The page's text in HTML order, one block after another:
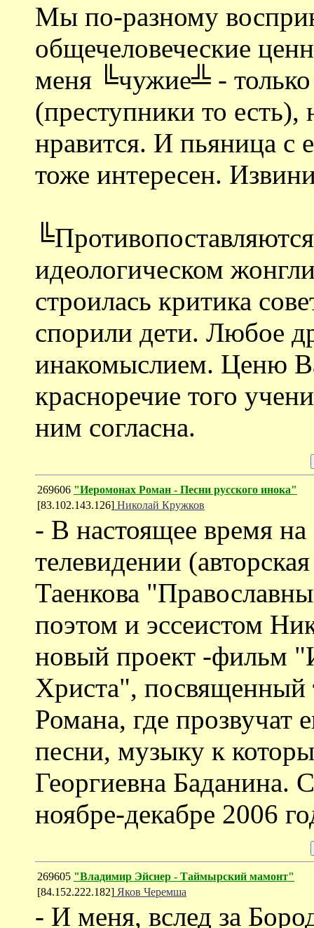
Мы по-разному
общечеловеческие
меня ╚чужие╩ -
(преступники то
нравится. И пьяница с
тоже интересен.
идеологическом
строилась критика
спорили дети. Любое
инакомыслием. Ценю
красноречие того
ним согласна.
269606 "Иеромонах Роман - Песни русского инока"
[83.102.143.126] Николай Кружков
- В настоящее время
телевидении
Таенкова
поэтом и эссеистом
новый проект -фильм
Христа", посвященный
Романа, где прозвучат
песни, музыку к
Георгиевна Баданина.
ноябре-декабре 2006
269605 "Владимир Эйснер - Таймырский мамонт"
[84.152.222.182] Яков Черемша
- И меня, вслед за